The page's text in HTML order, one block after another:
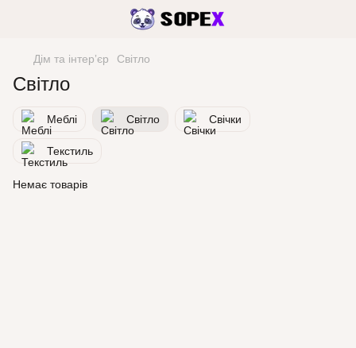
Дім та інтерʼєр Світло
Світло
Меблі Світло Свічки
Текстиль
Немає товарів